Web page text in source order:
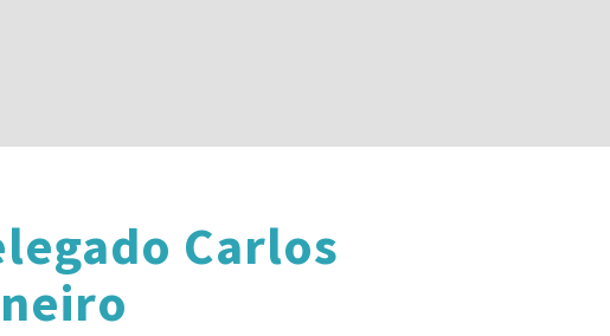
Carlos